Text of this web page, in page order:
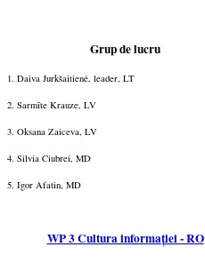
Grup de lucru
1. Daiva Jurkšaitienė, leader, LT
2. Sarmīte Krauze, LV
3. Oksana Zaiceva, LV
4. Silvia Ciubrei, MD
5. Igor Afatin, MD
WP 3 Cultura informației - RO